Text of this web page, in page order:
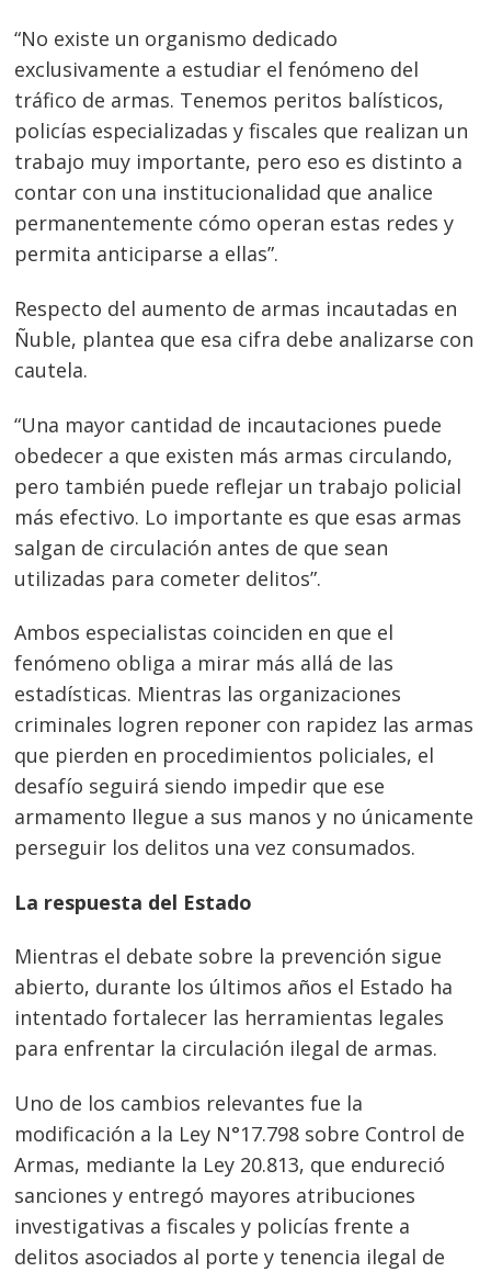
“No existe un organismo dedicado
exclusivamente a estudiar el fenómeno del
tráfico de armas. Tenemos peritos balísticos,
policías especializadas y fiscales que realizan un
trabajo muy importante, pero eso es distinto a
contar con una institucionalidad que analice
permanentemente cómo operan estas redes y
permita anticiparse a ellas”.
Respecto del aumento de armas incautadas en
Ñuble, plantea que esa cifra debe analizarse con
cautela.
“Una mayor cantidad de incautaciones puede
obedecer a que existen más armas circulando,
pero también puede reflejar un trabajo policial
más efectivo. Lo importante es que esas armas
salgan de circulación antes de que sean
utilizadas para cometer delitos”.
Ambos especialistas coinciden en que el
fenómeno obliga a mirar más allá de las
estadísticas. Mientras las organizaciones
criminales logren reponer con rapidez las armas
que pierden en procedimientos policiales, el
desafío seguirá siendo impedir que ese
armamento llegue a sus manos y no únicamente
perseguir los delitos una vez consumados.
La respuesta del Estado
Mientras el debate sobre la prevención sigue
abierto, durante los últimos años el Estado ha
intentado fortalecer las herramientas legales
para enfrentar la circulación ilegal de armas.
Uno de los cambios relevantes fue la
modificación a la Ley N°17.798 sobre Control de
Armas, mediante la Ley 20.813, que endureció
sanciones y entregó mayores atribuciones
investigativas a fiscales y policías frente a
delitos asociados al porte y tenencia ilegal de